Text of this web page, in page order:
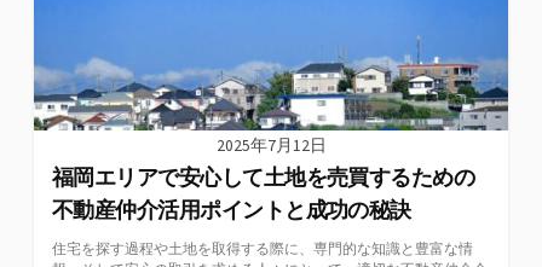
2025年7月12日
福岡エリアで安心して土地を売買するための
不動産仲介活用ポイントと成功の秘訣
住宅を探す過程や土地を取得する際に、専門的な知識と豊富な情